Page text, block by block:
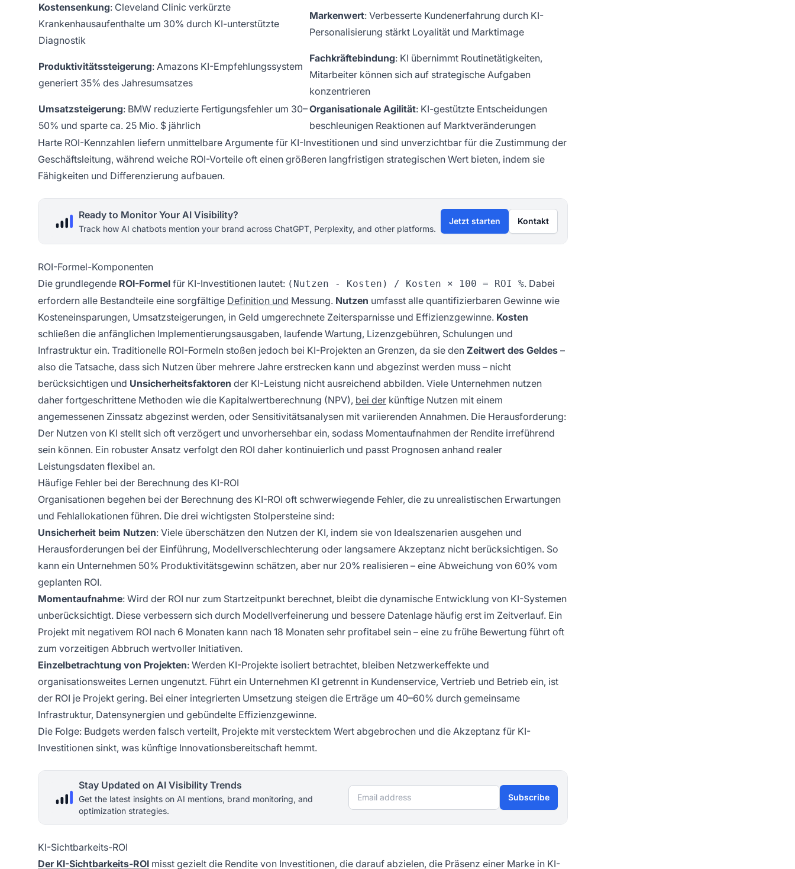
Kostensenkung: Cleveland Clinic verkürzte
Krankenhausaufenthalte um 30% durch KI-unterstützte
Diagnostik
Markenwert: Verbesserte Kundenerfahrung durch KI-
Personalisierung stärkt Loyalität und Marktimage
Produktivitätssteigerung: Amazons KI-Empfehlungssystem
generiert 35% des Jahresumsatzes
Fachkräftebindung: KI übernimmt Routinetätigkeiten,
Mitarbeiter können sich auf strategische Aufgaben
konzentrieren
Umsatzsteigerung: BMW reduzierte Fertigungsfehler um 30–
50% und sparte ca. 25 Mio. $ jährlich
Organisationale Agilität: KI-gestützte Entscheidungen
beschleunigen Reaktionen auf Marktveränderungen
Harte ROI-Kennzahlen liefern unmittelbare Argumente für KI-Investitionen und sind unverzichtbar für die Zustimmung der
Geschäftsleitung, während weiche ROI-Vorteile oft einen größeren langfristigen strategischen Wert bieten, indem sie
Fähigkeiten und Differenzierung aufbauen.
Ready to Monitor Your AI Visibility?
Track how AI chatbots mention your brand across ChatGPT, Perplexity, and other platforms.
Jetzt starten Kontakt
ROI-Formel-Komponenten
Die grundlegende ROI-Formel für KI-Investitionen lautet: (Nutzen - Kosten) / Kosten × 100 = ROI %. Dabei
erfordern alle Bestandteile eine sorgfältige Definition und Messung. Nutzen umfasst alle quantifizierbaren Gewinne wie
Kosteneinsparungen, Umsatzsteigerungen, in Geld umgerechnete Zeitersparnisse und Effizienzgewinne. Kosten
schließen die anfänglichen Implementierungsausgaben, laufende Wartung, Lizenzgebühren, Schulungen und
Infrastruktur ein. Traditionelle ROI-Formeln stoßen jedoch bei KI-Projekten an Grenzen, da sie den Zeitwert des Geldes –
also die Tatsache, dass sich Nutzen über mehrere Jahre erstrecken kann und abgezinst werden muss – nicht
berücksichtigen und Unsicherheitsfaktoren der KI-Leistung nicht ausreichend abbilden. Viele Unternehmen nutzen
daher fortgeschrittene Methoden wie die Kapitalwertberechnung (NPV), bei der künftige Nutzen mit einem
angemessenen Zinssatz abgezinst werden, oder Sensitivitätsanalysen mit variierenden Annahmen. Die Herausforderung:
Der Nutzen von KI stellt sich oft verzögert und unvorhersehbar ein, sodass Momentaufnahmen der Rendite irreführend
sein können. Ein robuster Ansatz verfolgt den ROI daher kontinuierlich und passt Prognosen anhand realer
Leistungsdaten flexibel an.
Häufige Fehler bei der Berechnung des KI-ROI
Organisationen begehen bei der Berechnung des KI-ROI oft schwerwiegende Fehler, die zu unrealistischen Erwartungen
und Fehlallokationen führen. Die drei wichtigsten Stolpersteine sind:
Unsicherheit beim Nutzen: Viele überschätzen den Nutzen der KI, indem sie von Idealszenarien ausgehen und
Herausforderungen bei der Einführung, Modellverschlechterung oder langsamere Akzeptanz nicht berücksichtigen. So
kann ein Unternehmen 50% Produktivitätsgewinn schätzen, aber nur 20% realisieren – eine Abweichung von 60% vom
geplanten ROI.
Momentaufnahme: Wird der ROI nur zum Startzeitpunkt berechnet, bleibt die dynamische Entwicklung von KI-Systemen
unberücksichtigt. Diese verbessern sich durch Modellverfeinerung und bessere Datenlage häufig erst im Zeitverlauf. Ein
Projekt mit negativem ROI nach 6 Monaten kann nach 18 Monaten sehr profitabel sein – eine zu frühe Bewertung führt oft
zum vorzeitigen Abbruch wertvoller Initiativen.
Einzelbetrachtung von Projekten: Werden KI-Projekte isoliert betrachtet, bleiben Netzwerkeffekte und
organisationsweites Lernen ungenutzt. Führt ein Unternehmen KI getrennt in Kundenservice, Vertrieb und Betrieb ein, ist
der ROI je Projekt gering. Bei einer integrierten Umsetzung steigen die Erträge um 40–60% durch gemeinsame
Infrastruktur, Datensynergien und gebündelte Effizienzgewinne.
Die Folge: Budgets werden falsch verteilt, Projekte mit verstecktem Wert abgebrochen und die Akzeptanz für KI-
Investitionen sinkt, was künftige Innovationsbereitschaft hemmt.
Stay Updated on AI Visibility Trends
Get the latest insights on AI mentions, brand monitoring, and
optimization strategies.
Email address Subscribe
KI-Sichtbarkeits-ROI
Der KI-Sichtbarkeits-ROI misst gezielt die Rendite von Investitionen, die darauf abzielen, die Präsenz einer Marke in KI-